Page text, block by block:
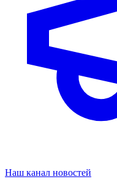
Наш канал новостей